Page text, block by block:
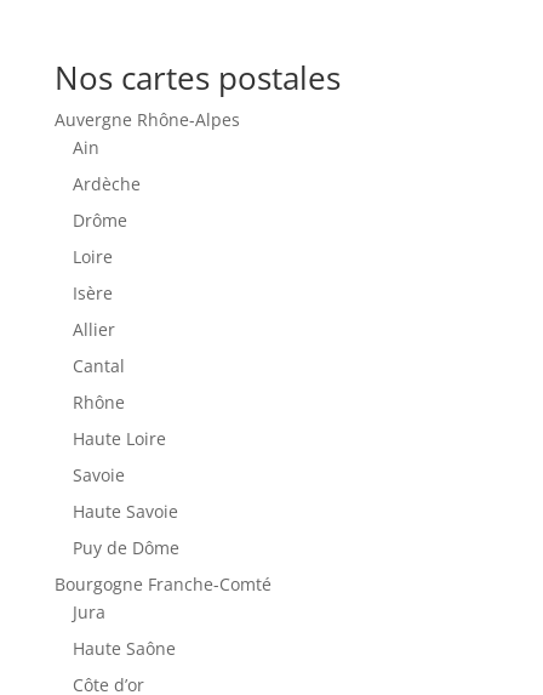
à
45.00 €
Nos cartes postales
Auvergne Rhône-Alpes
Ain
Ardèche
Drôme
Loire
Isère
Allier
Cantal
Rhône
Haute Loire
Savoie
Haute Savoie
Puy de Dôme
Bourgogne Franche-Comté
Jura
Haute Saône
Côte d’or